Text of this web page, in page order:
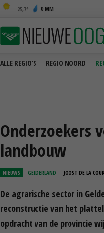
25,7 0 MM
ALLE REGIO'S REGIO NOORD
Onderzoekers
landbouw
NIEUWS GELDERLAND JOOST DE LA
De agrarische sector in
reconstructie van het
opdracht van de provincie